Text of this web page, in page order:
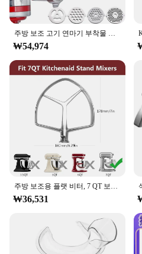
주방 보조 고기 연마기 부착물 금속 고기 민서, 모든 주방 보조 스탠드 믹서용
₩54,974
주방 보조용 플랫 비터, 7 QT 보울 리프트 스탠드 믹서, 주방 보조 믹서용 스테인레스 스틸 패들 액세서리, 식기 세척기 안전
₩36,531